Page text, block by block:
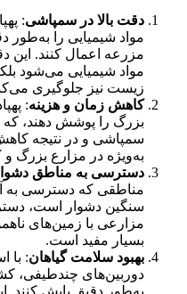
دقت بالا در سمپاشی:
مواد شیمیایی را
مزرعه اعمال کنند. این
مواد شیمیایی می‌شود
زیست نیز جلوگیری
کاهش زمان و هزینه:
بزرگ را پوشش دهند، که
سمپاشی و در نتیجه
به‌ویژه در مزارع بزرگ
دسترسی به مناطق
مناطقی که دسترسی به
سنگین دشوار است،
مزارعی با زمین‌های
بسیار مفید است.
بهبود سلامت گیاهان: با
دوربین‌های چندطیفی،